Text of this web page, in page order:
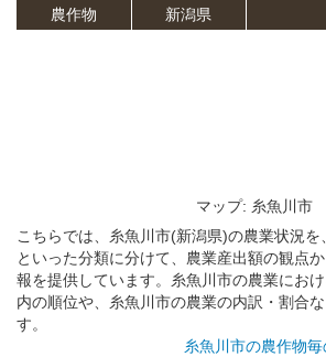
農作物
新潟県
マップ: 糸魚川市
こちらでは、糸魚川市(新潟県)の農業状況
といった分類に分けて、農業産出額の観点
報を提供しています。糸魚川市の農業にお
内の順位や、糸魚川市の農業の内訳・割合
す。
糸魚川市の農作物